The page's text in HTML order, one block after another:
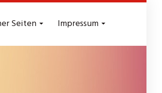
Seiten Impressum